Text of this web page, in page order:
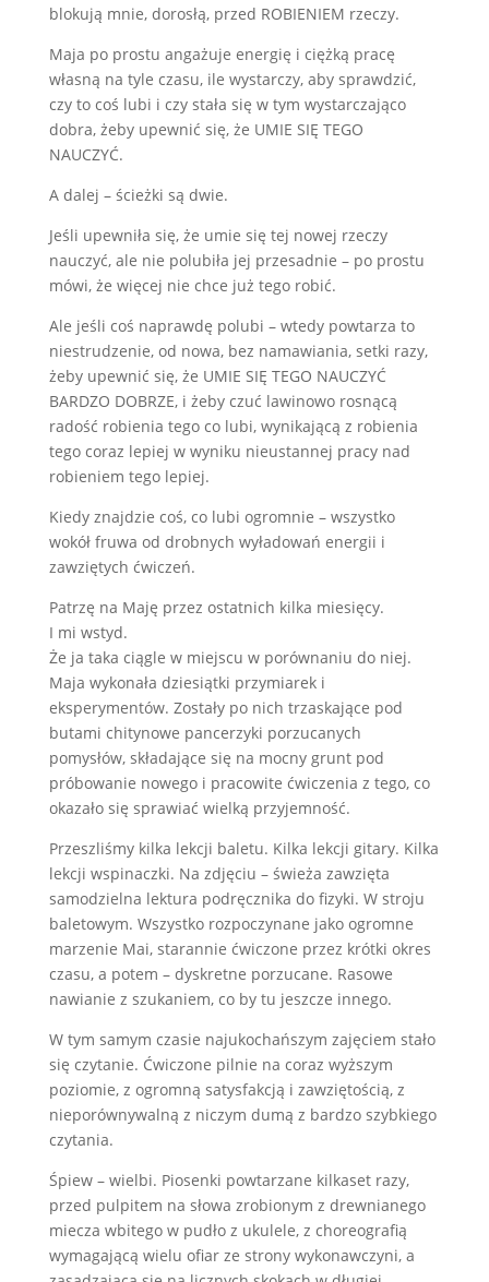
blokują mnie, dorosłą, przed ROBIENIEM rzeczy.
Maja po prostu angażuje energię i ciężką pracę
własną na tyle czasu, ile wystarczy, aby sprawdzić,
czy to coś lubi i czy stała się w tym wystarczająco
dobra, żeby upewnić się, że UMIE SIĘ TEGO
NAUCZYĆ.
A dalej – ścieżki są dwie.
Jeśli upewniła się, że umie się tej nowej rzeczy
nauczyć, ale nie polubiła jej przesadnie – po prostu
mówi, że więcej nie chce już tego robić.
Ale jeśli coś naprawdę polubi – wtedy powtarza to
niestrudzenie, od nowa, bez namawiania, setki razy,
żeby upewnić się, że UMIE SIĘ TEGO NAUCZYĆ
BARDZO DOBRZE, i żeby czuć lawinowo rosnącą
radość robienia tego co lubi, wynikającą z robienia
tego coraz lepiej w wyniku nieustannej pracy nad
robieniem tego lepiej.
Kiedy znajdzie coś, co lubi ogromnie – wszystko
wokół fruwa od drobnych wyładowań energii i
zawziętych ćwiczeń.
Patrzę na Maję przez ostatnich kilka miesięcy.
I mi wstyd.
Że ja taka ciągle w miejscu w porównaniu do niej.
Maja wykonała dziesiątki przymiarek i
eksperymentów. Zostały po nich trzaskające pod
butami chitynowe pancerzyki porzucanych
pomysłów, składające się na mocny grunt pod
próbowanie nowego i pracowite ćwiczenia z tego, co
okazało się sprawiać wielką przyjemność.
Przeszliśmy kilka lekcji baletu. Kilka lekcji gitary. Kilka
lekcji wspinaczki. Na zdjęciu – świeża zawzięta
samodzielna lektura podręcznika do fizyki. W stroju
baletowym. Wszystko rozpoczynane jako ogromne
marzenie Mai, starannie ćwiczone przez krótki okres
czasu, a potem – dyskretne porzucane. Rasowe
nawianie z szukaniem, co by tu jeszcze innego.
W tym samym czasie najukochańszym zajęciem stało
się czytanie. Ćwiczone pilnie na coraz wyższym
poziomie, z ogromną satysfakcją i zawziętością, z
nieporównywalną z niczym dumą z bardzo szybkiego
czytania.
Śpiew – wielbi. Piosenki powtarzane kilkaset razy,
przed pulpitem na słowa zrobionym z drewnianego
miecza wbitego w pudło z ukulele, z choreografią
wymagającą wielu ofiar ze strony wykonawczyni, a